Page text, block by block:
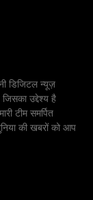
डिजिटल न्यूज़
उद्देश्य है
टीम समर्पित
की खबरों को आप